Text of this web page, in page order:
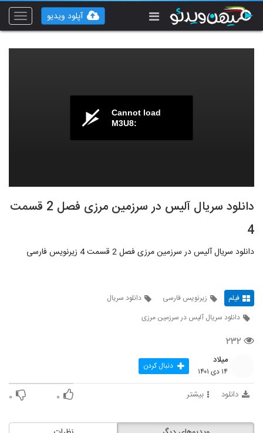
Toggle
آپلود ویدیو
Cannot load
M3U8:
دانلود سریال آلیس در سرزمین مرزی فصل 2 قسمت
4
دانلود سریال آلیس در سرزمین مرزی فصل 2 قسمت 4 زیرنویس فارسی
فیلم زیرنویس فارسی
دانلود سریال
دانلود سریال آلیس در سرزمین مرزی
۲۳۲
میلاد
۱۴ دی ۱۴۰۱ دنبال کردن
دانلود بیشتر ۰ ۰